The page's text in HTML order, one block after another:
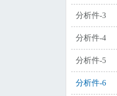
分析件-3
分析件-4
分析件-5
分析件-6